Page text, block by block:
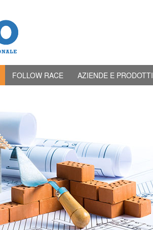
FOLLOW RACE AZIENDE E PRODOTTI